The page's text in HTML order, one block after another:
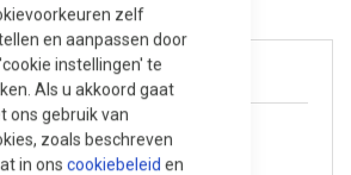
zelf
en aanpassen door
instellingen' te
Als u akkoord gaat
ons gebruik van
zoals beschreven
in ons cookiebeleid en
Accessoires